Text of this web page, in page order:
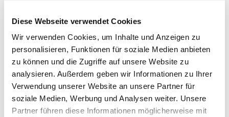
Diese Webseite verwendet Cookies
Wir verwenden Cookies, um Inhalte und Anzeigen zu
personalisieren, Funktionen für soziale Medien anbieten
zu können und die Zugriffe auf unsere Website zu
analysieren. Außerdem geben wir Informationen zu Ihrer
Verwendung unserer Website an unsere Partner für
soziale Medien, Werbung und Analysen weiter. Unsere
Partner führen diese Informationen möglicherweise mit
Related posts